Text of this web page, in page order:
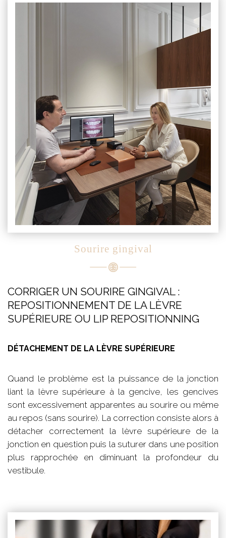
Sourire gingival
CORRIGER UN SOURIRE GINGIVAL :
REPOSITIONNEMENT DE LA LÈVRE
SUPÉRIEURE OU LIP REPOSITIONNING
DÉTACHEMENT DE LA LÈVRE SUPÉRIEURE
Quand le problème est la puissance de la jonction
liant la lèvre supérieure à la gencive, les gencives
sont excessivement apparentes au sourire ou même
au repos (sans sourire). La correction consiste alors à
détacher correctement la lèvre supérieure de la
jonction en question puis la suturer dans une position
plus rapprochée en diminuant la profondeur du
vestibule.